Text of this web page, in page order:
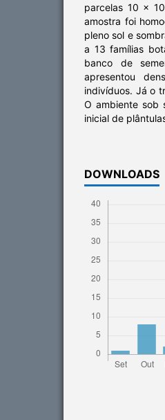
parcelas 10 x
amostra foi
pleno sol e
a 13 famílias
banco de
apresentou
indivíduos. Já o
O ambiente sob
inicial de
DOWNLOADS